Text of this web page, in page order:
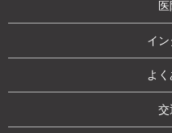
イ
よ
交